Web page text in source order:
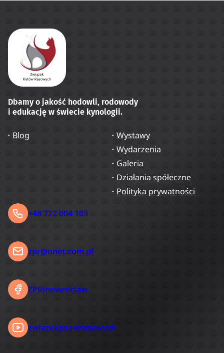
Dbamy o jakość hodowli, rodowody
i edukację w świecie kynologii.
Blog
Wystawy
Wydarzenia
Galeria
Działania spółeczne
Polityka prywatności
+48 722 004 103
zpr@onet.com.pl
ZPRinowroclaw
zwiazekpsowrasowych